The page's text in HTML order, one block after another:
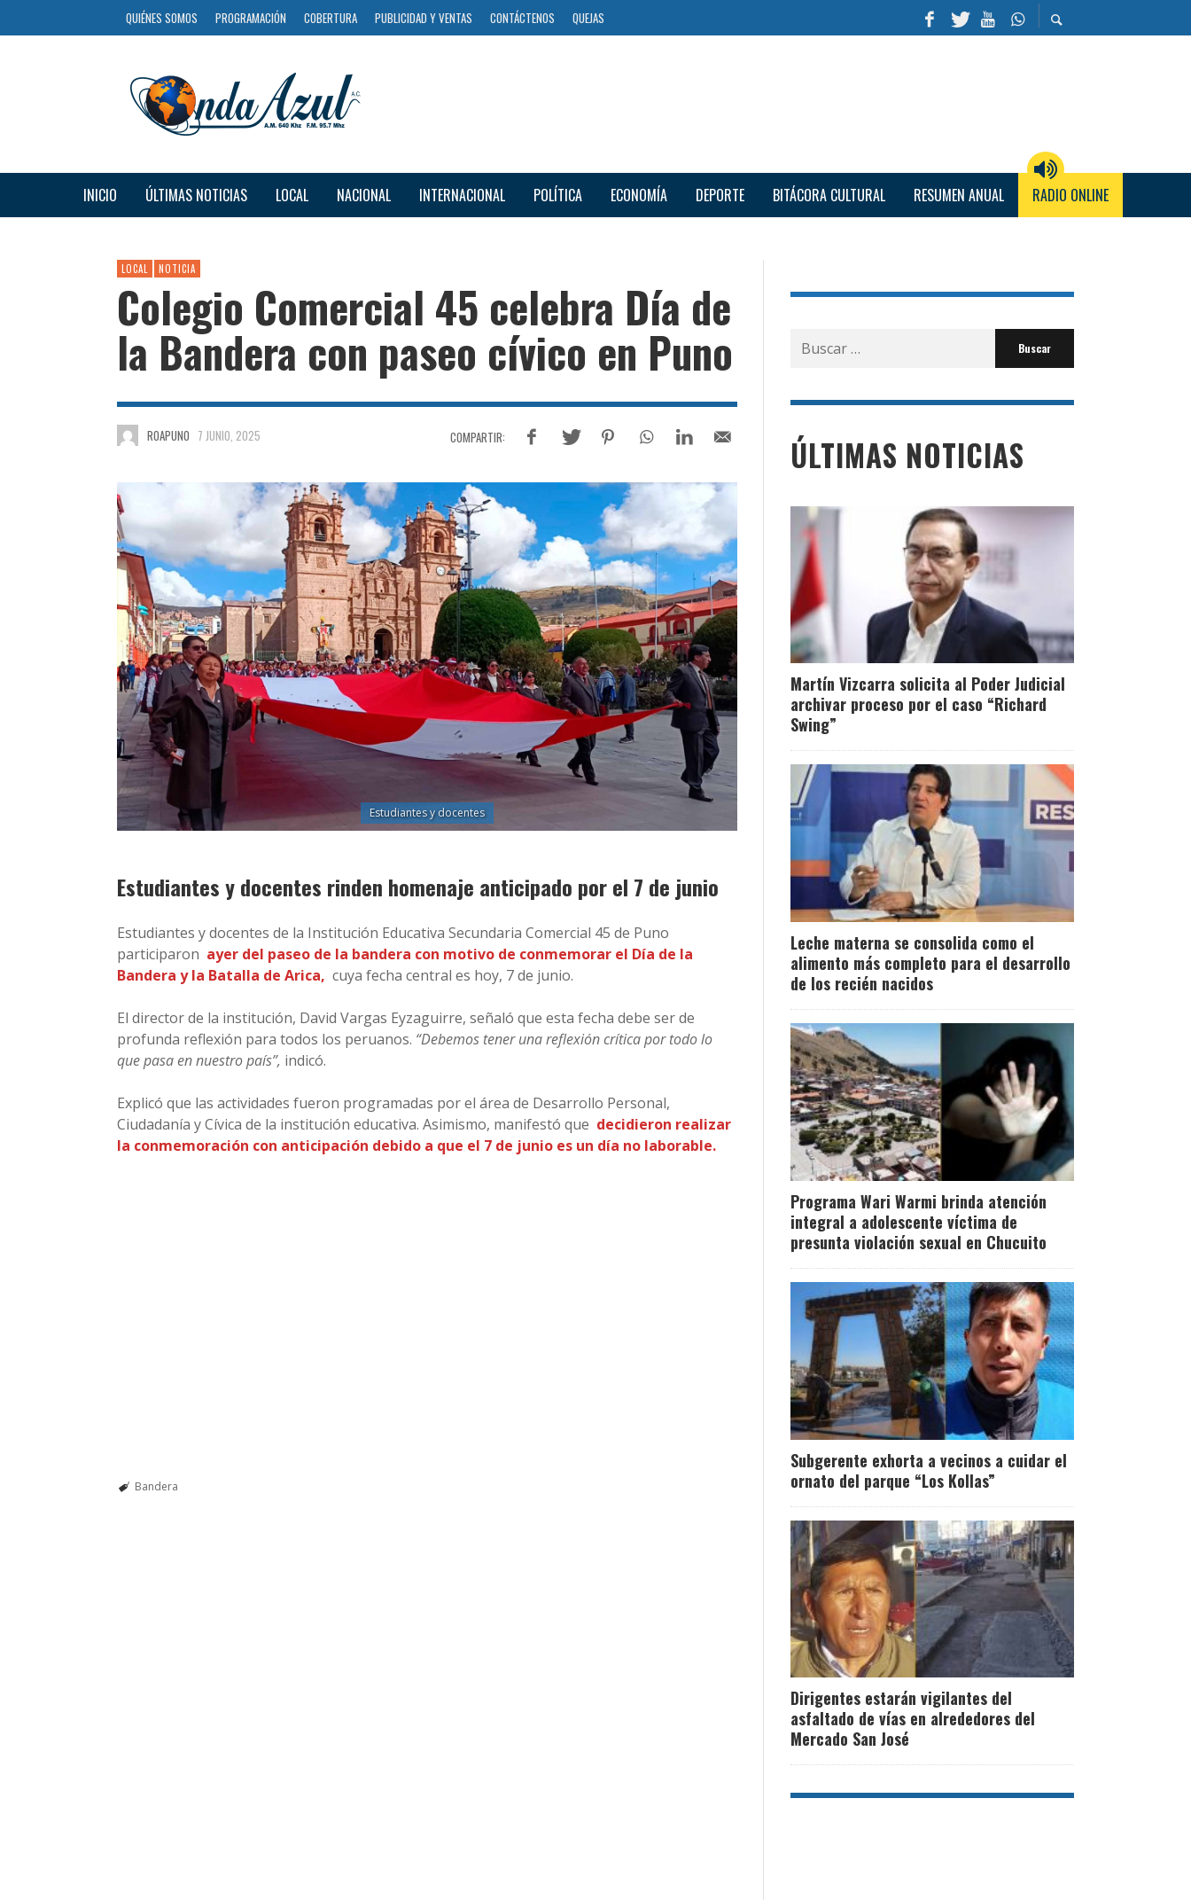
QUIÉNES SOMOS PROGRAMACIÓN COBERTURA PUBLICIDAD Y VENTAS CONTÁCTENOS QUEJAS
INICIO ÚLTIMAS NOTICIAS LOCAL NACIONAL INTERNACIONAL POLÍTICA ECONOMÍA DEPORTE BITÁCORA CULTURAL RESUMEN ANUAL RADIO ONLINE
LOCAL NOTICIA
Colegio Comercial 45 celebra Día de
la Bandera con paseo cívico en Puno
ROAPUNO 7 JUNIO, 2025
Estudiantes y docentes
Estudiantes y docentes rinden homenaje anticipado por el 7 de junio
Estudiantes y docentes de la Institución Educativa Secundaria Comercial 45 de Puno
participaron ayer del paseo de la bandera con motivo de conmemorar el Día de la
Bandera y la Batalla de Arica, cuya fecha central es hoy, 7 de junio.
El director de la institución, David Vargas Eyzaguirre, señaló que esta fecha debe ser de
profunda reflexión para todos los peruanos. “Debemos tener una reflexión crítica por todo lo
que pasa en nuestro país”, indicó.
Explicó que las actividades fueron programadas por el área de Desarrollo Personal,
Ciudadanía y Cívica de la institución educativa. Asimismo, manifestó que decidieron realizar
la conmemoración con anticipación debido a que el 7 de junio es un día no laborable.
Bandera
Buscar
por:
ÚLTIMAS NOTICIAS
Martín Vizcarra solicita al Poder Judicial
archivar proceso por el caso “Richard
Swing”
Leche materna se consolida como el
alimento más completo para el desarrollo
de los recién nacidos
Programa Wari Warmi brinda atención
integral a adolescente víctima de
presunta violación sexual en Chucuito
Subgerente exhorta a vecinos a cuidar el
ornato del parque “Los Kollas”
Dirigentes estarán vigilantes del
asfaltado de vías en alrededores del
Mercado San José